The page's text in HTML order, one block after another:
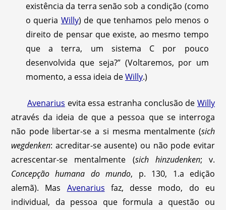
existência da terra senão sob a condição (como
o queria Willy) de que tenhamos pelo menos o
direito de pensar que existe, ao mesmo tempo
que a terra, um sistema C por pouco
desenvolvida que seja?” (Voltaremos, por um
momento, a essa ideia deWilly.)
Avenarius evita essa estranha conclusão de Willy
através da ideia de que a pessoa que se interroga
não pode libertar-se a si mesma mentalmente (sich
wegdenken: acreditar-se ausente) ou não pode evitar
acrescentar-se mentalmente (sich hinzudenken; v.
Concepção humana do mundo, p. 130, 1.a edição
alemã). Mas Avenarius faz, desse modo, do eu
individual, da pessoa que formula a questão ou